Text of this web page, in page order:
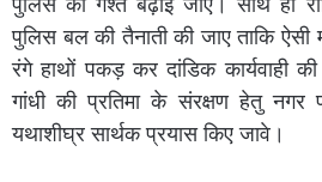
पुलिस बल की तैनाती की जाए ताकि ऐसी
रंगे हाथों पकड़ कर दांडिक कार्यवाही
गांधी की प्रतिमा के संरक्षण हेतु नगर
यथाशीघ्र सार्थक प्रयास किए जावे।